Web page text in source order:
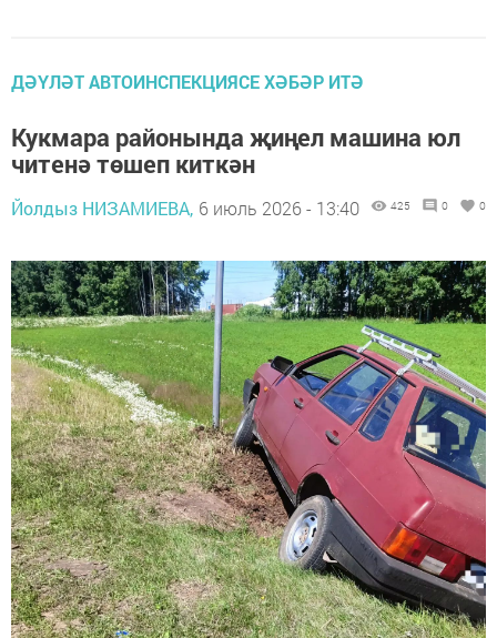
ДӘҮЛӘТ АВТОИНСПЕКЦИЯСЕ ХӘБӘР ИТӘ
Кукмара районында җиңел машина юл
читенә төшеп киткән
Йолдыз НИЗАМИЕВА, 6 июль 2026 - 13:40 425 0 0